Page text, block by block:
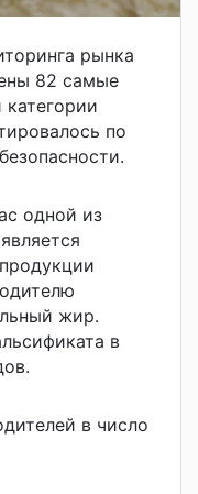
рынка
82 самые
по
одной из
жир.
в
в число